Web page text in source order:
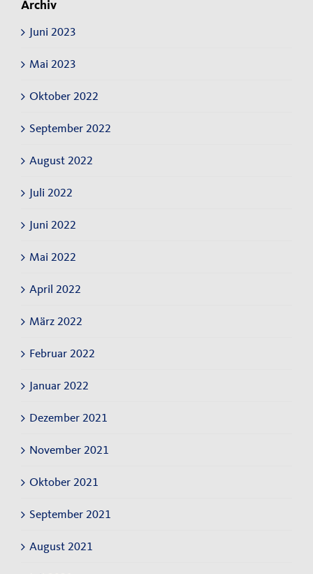
Archiv
Juni 2023
Mai 2023
Oktober 2022
September 2022
August 2022
Juli 2022
Juni 2022
Mai 2022
April 2022
März 2022
Februar 2022
Januar 2022
Dezember 2021
November 2021
Oktober 2021
September 2021
August 2021